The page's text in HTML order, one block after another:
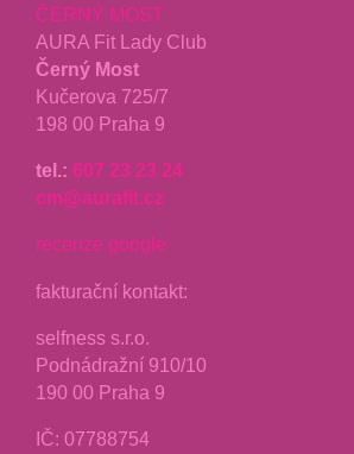
ČERNÝ MOST
AURA Fit Lady Club
Černý Most
Kučerova 725/7
198 00 Praha 9
tel.: 607 23 23 24
cm@aurafit.cz
recenze google
fakturační kontakt:
selfness s.r.o.
Podnádražní 910/10
190 00 Praha 9
IČ: 07788754